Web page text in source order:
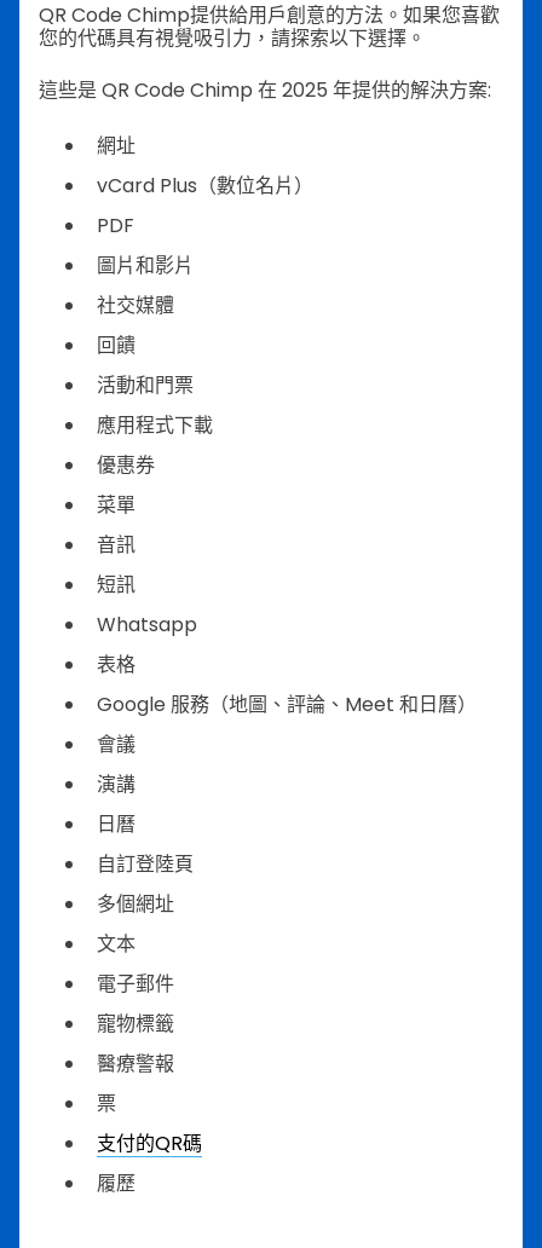
QR Code Chimp提供給用戶創意的方法。如果您喜歡
您的代碼具有視覺吸引力，請探索以下選擇。
這些是 QR Code Chimp 在 2025 年提供的解決方案:
網址
vCard Plus（數位名片）
PDF
圖片和影片
社交媒體
回饋
活動和門票
應用程式下載
優惠券
菜單
音訊
短訊
Whatsapp
表格
Google 服務（地圖、評論、Meet 和日曆）
會議
演講
日曆
自訂登陸頁
多個網址
文本
電子郵件
寵物標籤
醫療警報
票
支付的QR碼
履歷